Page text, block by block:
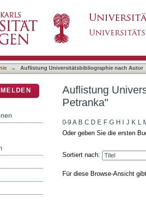
→ Auflistung Universitätsbibliographie nach Autor
Auflistung
Petranka"
0-9 A B C D E F G H J K L
Oder geben Sie die ersten
Sortiert nach:
Für diese Browse-Ansicht